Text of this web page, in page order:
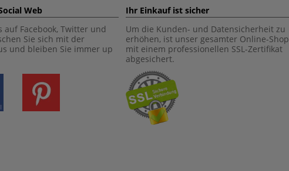
Web
auf Facebook, Twitter und
Sie sich mit der
und bleiben Sie immer up
Ihr Einkauf ist sicher
Um die Kunden- und Datensicherheit zu
erhöhen, ist unser gesamter Online-Shop
mit einem professionellen SSL-Zertifikat
abgesichert.